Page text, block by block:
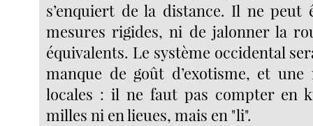
s’enquiert de la distance. Il ne peut
mesures rigides, ni de jalonner la
équivalents. Le système occidental
manque de goût d’exotisme, et une
locales : il ne faut pas compter en
milles ni en lieues, mais en "li".